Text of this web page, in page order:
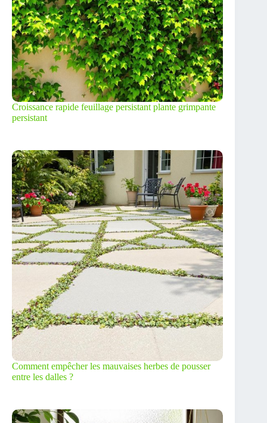
Croissance rapide feuillage persistant plante grimpante
persistant
Comment empêcher les mauvaises herbes de pousser
entre les dalles ?